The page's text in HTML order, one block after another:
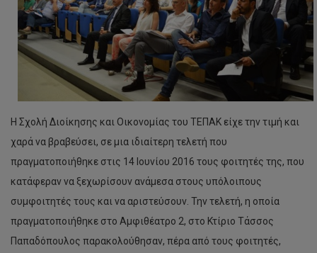
Η Σχολή Διοίκησης και Οικονομίας του ΤΕΠΑΚ είχε την τιμή και
χαρά να βραβεύσει, σε μια ιδιαίτερη τελετή που
πραγματοποιήθηκε στις 14 Ιουνίου 2016 τους φοιτητές της, που
κατάφεραν να ξεχωρίσουν ανάμεσα στους υπόλοιπους
συμφοιτητές τους και να αριστεύσουν. Την τελετή, η οποία
πραγματοποιήθηκε στο Αμφιθέατρο 2, στο Κτίριο Τάσσος
Παπαδόπουλος παρακολούθησαν, πέρα από τους φοιτητές,